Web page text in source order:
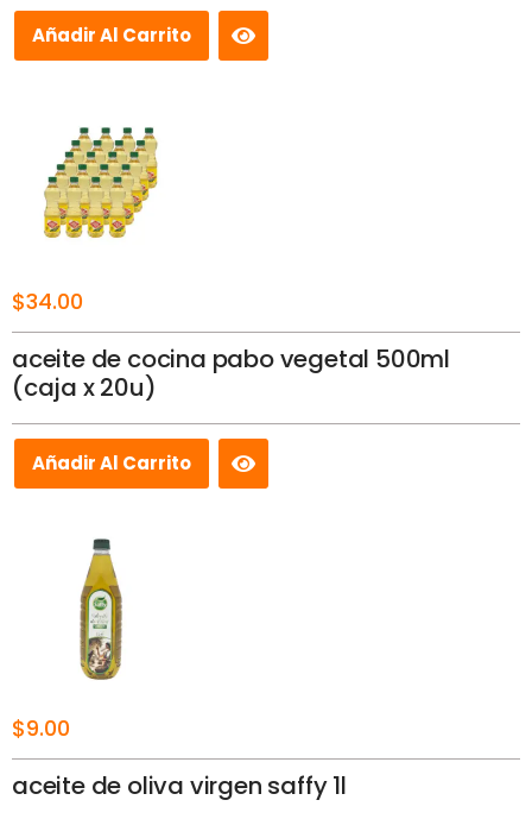
Añadir Al Carrito
$34.00
aceite de cocina pabo vegetal 500ml
(caja x 20u)
Añadir Al Carrito
$9.00
aceite de oliva virgen saffy 1l